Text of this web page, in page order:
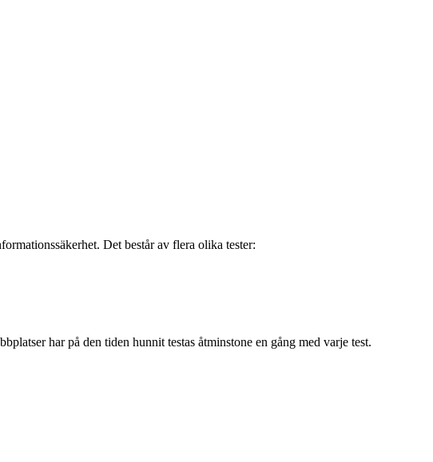
Det består av flera olika tester:
har på den tiden hunnit testas åtminstone en gång med varje test.